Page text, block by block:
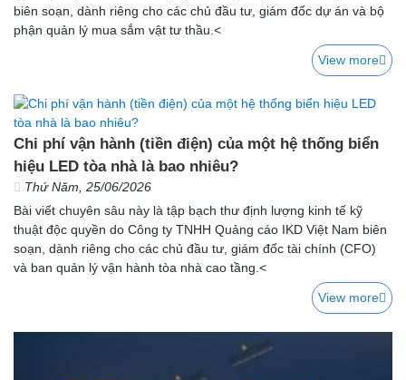
biên soạn, dành riêng cho các chủ đầu tư, giám đốc dự án và bộ
phận quản lý mua sắm vật tư thầu.<
View more
Chi phí vận hành (tiền điện) của một hệ thống biển
hiệu LED tòa nhà là bao nhiêu?
Thứ Năm, 25/06/2026
Bài viết chuyên sâu này là tập bạch thư định lượng kinh tế kỹ
thuật độc quyền do Công ty TNHH Quảng cáo IKD Việt Nam biên
soạn, dành riêng cho các chủ đầu tư, giám đốc tài chính (CFO)
và ban quản lý vận hành tòa nhà cao tầng.<
View more